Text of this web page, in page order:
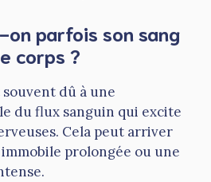
parfois son sang
corps ?
dû à une
du flux sanguin qui excite
Cela peut arriver
prolongée ou une